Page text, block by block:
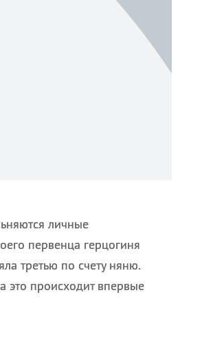
личные
первенца герцогиня
третью по счету няню.
происходит впервые